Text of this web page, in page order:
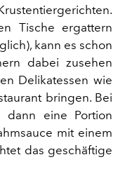
Tische ergattern
kann es schon
dabei zusehen
Delikatessen wie
bringen. Bei
dann eine Portion
mit einem
das geschäftige